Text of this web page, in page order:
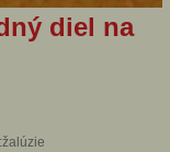
diel na